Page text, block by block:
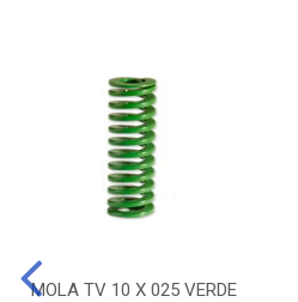
MOLA TV 10 X 025 VERDE